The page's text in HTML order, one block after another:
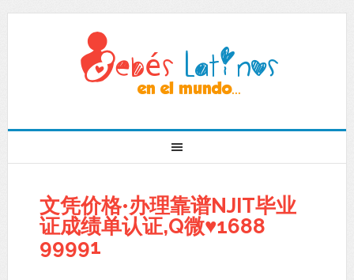
文凭价格•办理靠谱NJIT毕业
证成绩单认证,Q微♥1688
99991